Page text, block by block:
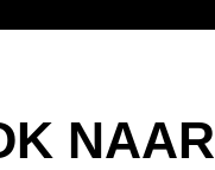
NAAR